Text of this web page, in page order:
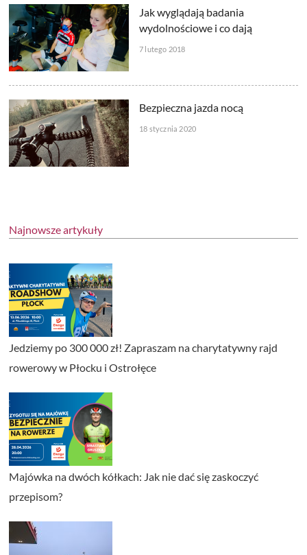
Jak wyglądają badania
wydolnościowe i co dają
7 lutego 2018
Bezpieczna jazda nocą
18 stycznia 2020
Najnowsze artykuły
Jedziemy po 300 000 zł! Zapraszam na charytatywny rajd
rowerowy w Płocku i Ostrołęce
Majówka na dwóch kółkach: Jak nie dać się zaskoczyć
przepisom?